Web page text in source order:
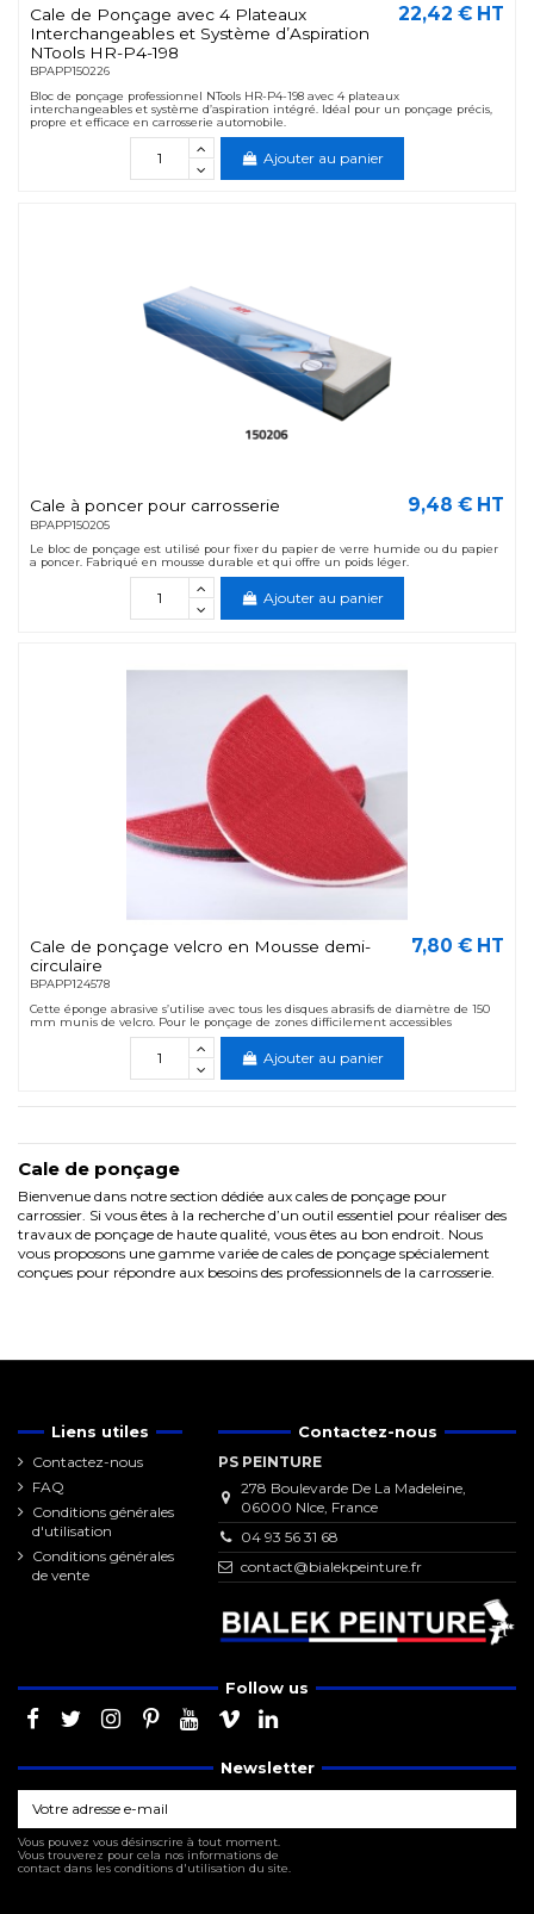
Cale de Ponçage avec 4 Plateaux
Interchangeables et Système d’Aspiration
NTools HR-P4-198
BPAPP150226
22,42 € HT
Bloc de ponçage professionnel NTools HR-P4-198 avec 4 plateaux
interchangeables et système d’aspiration intégré. Idéal pour un ponçage précis,
propre et efficace en carrosserie automobile.
Ajouter au panier
Cale à poncer pour carrosserie
BPAPP150205
9,48 € HT
Le bloc de ponçage est utilisé pour fixer du papier de verre humide ou du papier
a poncer. Fabriqué en mousse durable et qui offre un poids léger.
Ajouter au panier
Cale de ponçage velcro en Mousse demi-
circulaire
BPAPP124578
7,80 € HT
Cette éponge abrasive s’utilise avec tous les disques abrasifs de diamètre de 150
mm munis de velcro. Pour le ponçage de zones difficilement accessibles
Ajouter au panier
Cale de ponçage
Bienvenue dans notre section dédiée aux cales de ponçage pour
carrossier. Si vous êtes à la recherche d’un outil essentiel pour réaliser des
travaux de ponçage de haute qualité, vous êtes au bon endroit. Nous
vous proposons une gamme variée de cales de ponçage spécialement
conçues pour répondre aux besoins des professionnels de la carrosserie.
Liens utiles
Contactez-nous
FAQ
Conditions générales
d'utilisation
Conditions générales
de vente
Contactez-nous
PS PEINTURE
278 Boulevarde De La Madeleine,
06000 NIce, France
04 93 56 31 68
contact@bialekpeinture.fr
Follow us
Newsletter
Vous pouvez vous désinscrire à tout moment.
Vous trouverez pour cela nos informations de
contact dans les conditions d'utilisation du site.